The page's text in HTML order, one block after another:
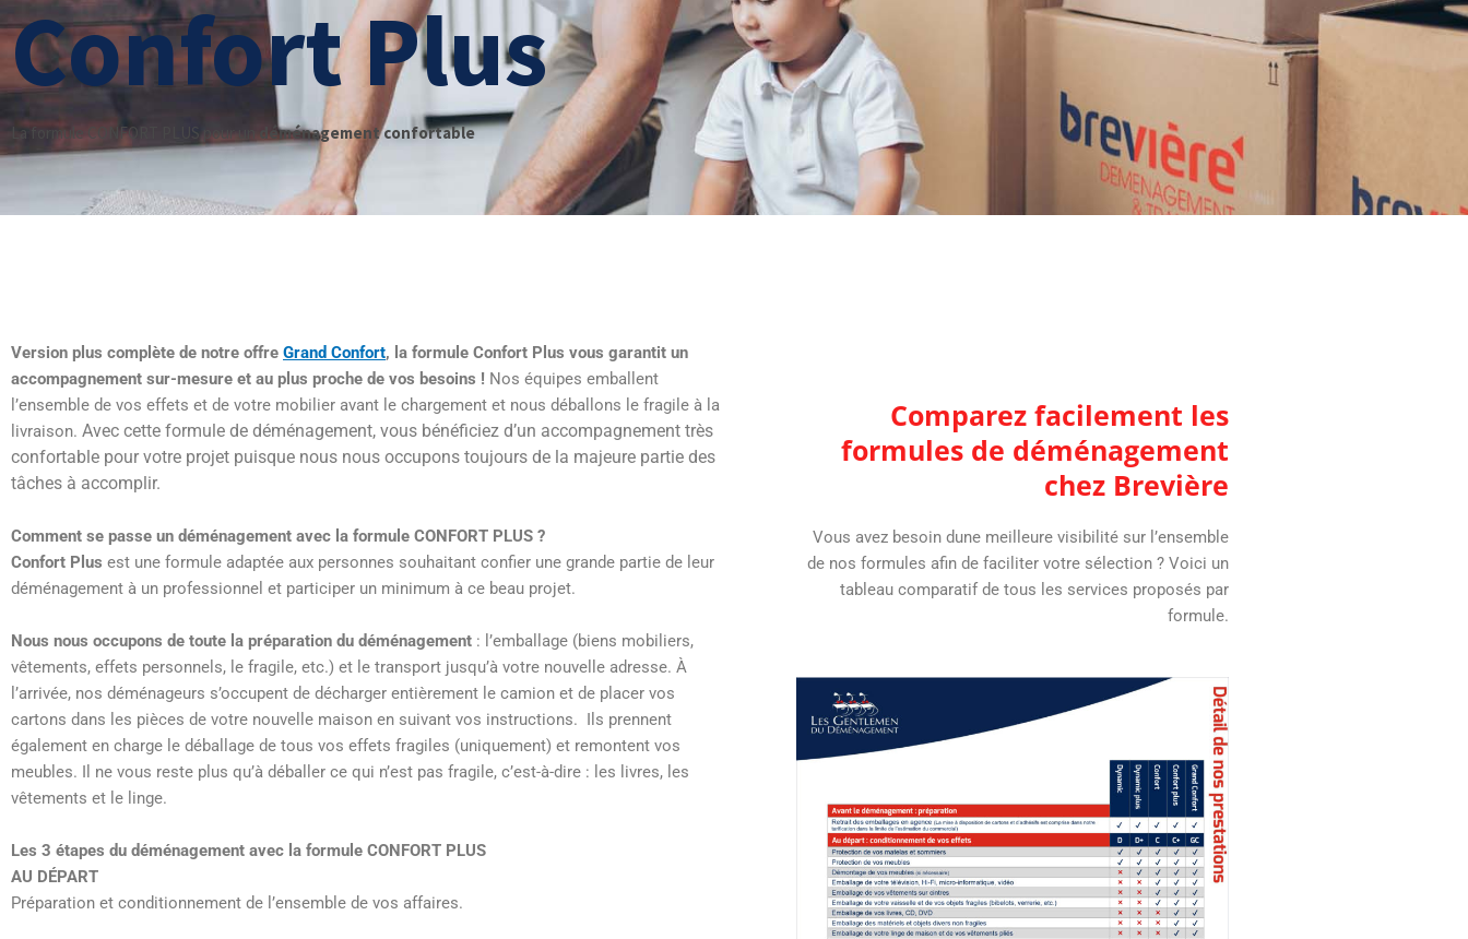
Confort Plus
La formule CONFORT PLUS pour un déménagement confortable
Version plus complète de notre offre Grand Confort, la formule Confort Plus vous garantit un
accompagnement sur-mesure et au plus proche de vos besoins ! Nos équipes emballent
l’ensemble de vos effets et de votre mobilier avant le chargement et nous déballons le fragile à la
livraison. Avec cette formule de déménagement, vous bénéficiez d’un accompagnement très
confortable pour votre projet puisque nous nous occupons toujours de la majeure partie des
tâches à accomplir.
Comment se passe un déménagement avec la formule CONFORT PLUS ?
Confort Plus est une formule adaptée aux personnes souhaitant confier une grande partie de leur
déménagement à un professionnel et participer un minimum à ce beau projet.
Nous nous occupons de toute la préparation du déménagement : l’emballage (biens mobiliers,
vêtements, effets personnels, le fragile, etc.) et le transport jusqu’à votre nouvelle adresse. À
l’arrivée, nos déménageurs s’occupent de décharger entièrement le camion et de placer vos
cartons dans les pièces de votre nouvelle maison en suivant vos instructions. Ils prennent
également en charge le déballage de tous vos effets fragiles (uniquement) et remontent vos
meubles. Il ne vous reste plus qu’à déballer ce qui n’est pas fragile, c’est-à-dire : les livres, les
vêtements et le linge.
Les 3 étapes du déménagement avec la formule CONFORT PLUS
AU DÉPART
Préparation et conditionnement de l’ensemble de vos affaires.
Comparez facilement les
formules de déménagement
chez Brevière
Vous avez besoin dune meilleure visibilité sur l’ensemble
de nos formules afin de faciliter votre sélection ? Voici un
tableau comparatif de tous les services proposés par
formule.